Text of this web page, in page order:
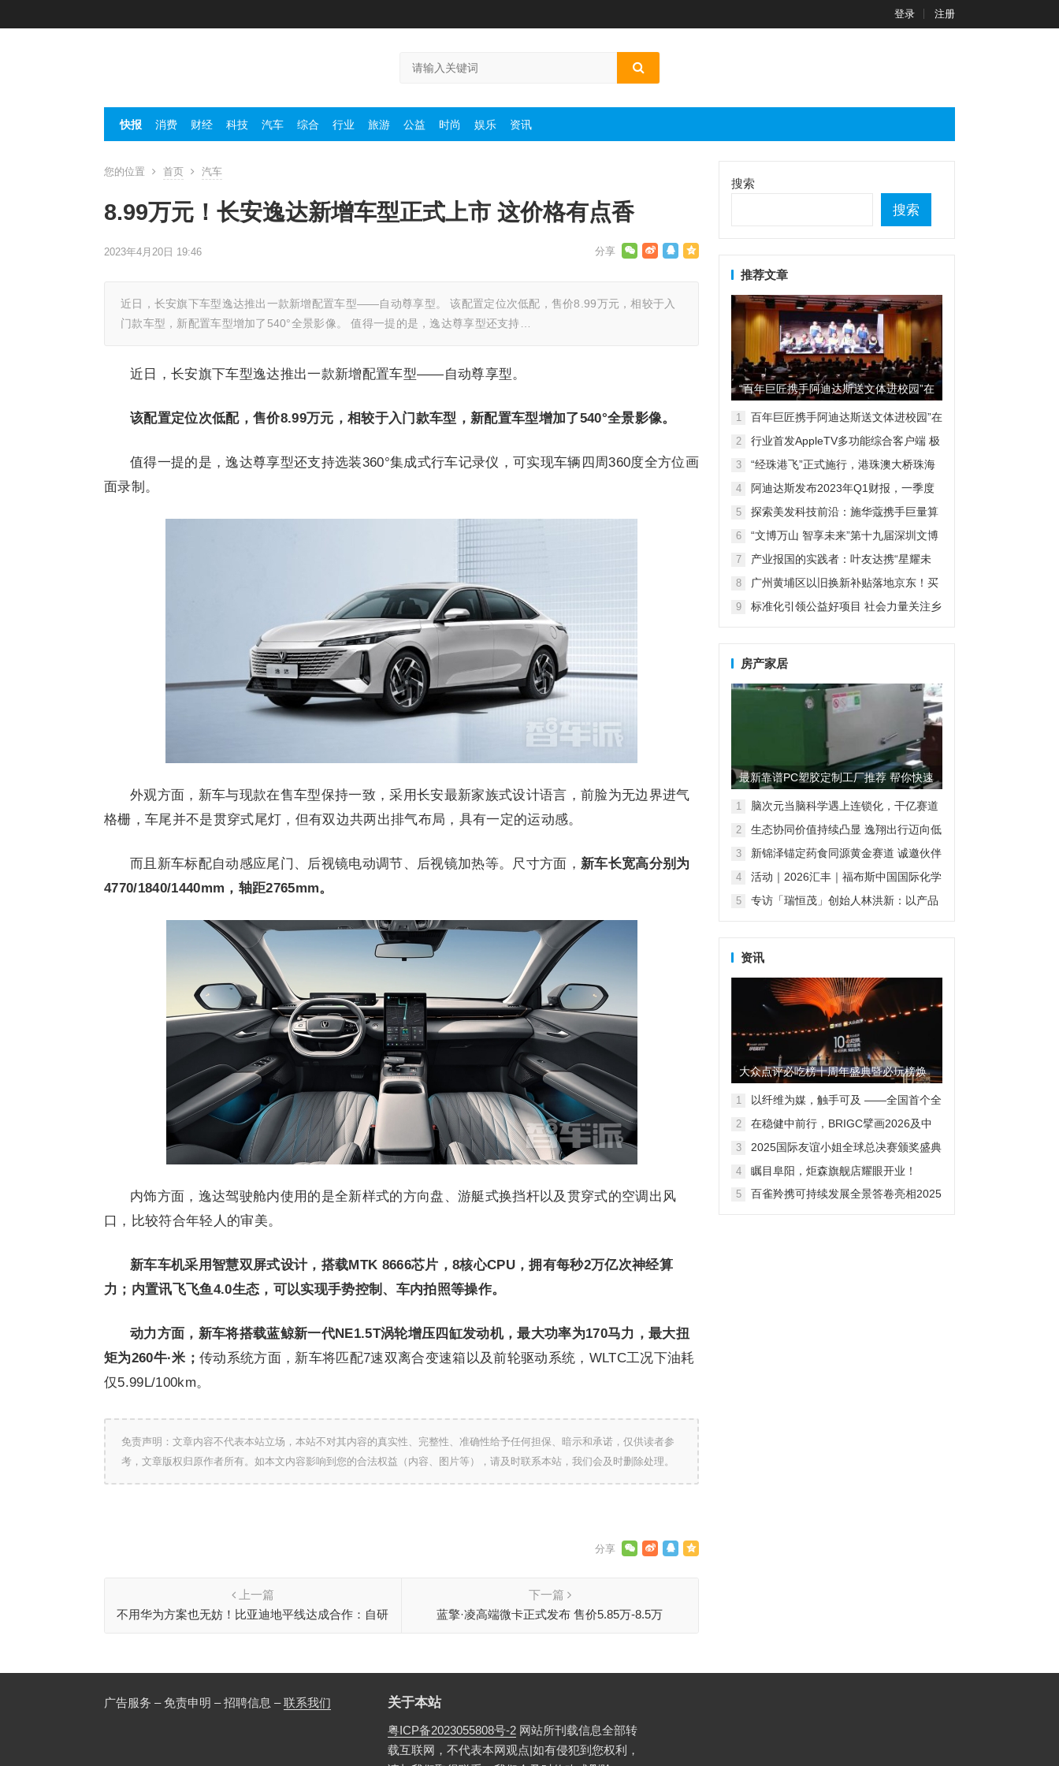
登录 注册
快报 消费 财经 科技 汽车 综合 行业 旅游 公益 时尚 娱乐 资讯
您的位置 首页 汽车
8.99万元！长安逸达新增车型正式上市 这价格有点香
2023年4月20日 19:46
近日，长安旗下车型逸达推出一款新增配置车型——自动尊享型。 该配置定位次低配，售价8.99万元，相较于入
门款车型，新配置车型增加了540°全景影像。 值得一提的是，逸达尊享型还支持…
近日，长安旗下车型逸达推出一款新增配置车型——自动尊享型。
该配置定位次低配，售价8.99万元，相较于入门款车型，新配置车型增加了540°全景影像。
值得一提的是，逸达尊享型还支持选装360°集成式行车记录仪，可实现车辆四周360度全方位画
面录制。
外观方面，新车与现款在售车型保持一致，采用长安最新家族式设计语言，前脸为无边界进气
格栅，车尾并不是贯穿式尾灯，但有双边共两出排气布局，具有一定的运动感。
而且新车标配自动感应尾门、后视镜电动调节、后视镜加热等。尺寸方面， 新车长宽高分别为
4770/1840/1440mm，轴距2765mm。
内饰方面，逸达驾驶舱内使用的是全新样式的方向盘、游艇式换挡杆以及贯穿式的空调出风
口，比较符合年轻人的审美。
新车车机采用智慧双屏式设计，搭载MTK 8666芯片，8核心CPU，拥有每秒2万亿次神经算
力；内置讯飞飞鱼4.0生态，可以实现手势控制、车内拍照等操作。
动力方面，新车将搭载蓝鲸新一代NE1.5T涡轮增压四缸发动机，最大功率为170马力，最大扭
矩为260牛·米； 传动系统方面，新车将匹配7速双离合变速箱以及前轮驱动系统，WLTC工况下油耗
仅5.99L/100km。
免责声明：文章内容不代表本站立场，本站不对其内容的真实性、完整性、准确性给予任何担保、暗示和承诺，仅供读者参
考，文章版权归原作者所有。如本文内容影响到您的合法权益（内容、图片等），请及时联系本站，我们会及时删除处理。
上一篇
不用华为方案也无妨！比亚迪地平线达成合作：自研
下一篇
蓝擎·凌高端微卡正式发布 售价5.85万-8.5万
搜索
搜索
推荐文章
“百年巨匠携手阿迪达斯送文体进校园”在
京启动
1
百年巨匠携手阿迪达斯送文体进校园”在
2
行业首发AppleTV多功能综合客户端 极
3
“经珠港飞”正式施行，港珠澳大桥珠海
4
阿迪达斯发布2023年Q1财报，一季度
5
探索美发科技前沿：施华蔻携手巨量算
6
“文博万山 智享未来”第十九届深圳文博
7
产业报国的实践者：叶友达携“星耀未
8
广州黄埔区以旧换新补贴落地京东！买
元
9
标准化引领公益好项目 社会力量关注乡
房产家居
最新靠谱PC塑胶定制工厂推荐 帮你快速
筛选优质合作厂商
1
脑次元当脑科学遇上连锁化，干亿赛道
2
生态协同价值持续凸显 逸翔出行迈向低
3
新锦泽锚定药食同源黄金赛道 诚邀伙伴
4
活动｜2026汇丰｜福布斯中国国际化学
5
专访「瑞恒茂」创始人林洪新：以产品
资讯
大众点评必吃榜十周年盛典暨必玩榜焕
新发布在沪举行
1
以纤维为媒，触手可及 ——全国首个全
幕
2
在稳健中前行，BRIGC擘画2026及中
3
2025国际友谊小姐全球总决赛颁奖盛典
4 瞩目阜阳，炬森旗舰店耀眼开业！
5
百雀羚携可持续发展全景答卷亮相2025
广告服务 – 免责申明 – 招聘信息 –联系我们 关于本站
粤ICP备2023055808号-2 网站所刊载信息全部转
载互联网，不代表本网观点|如有侵犯到您权利，